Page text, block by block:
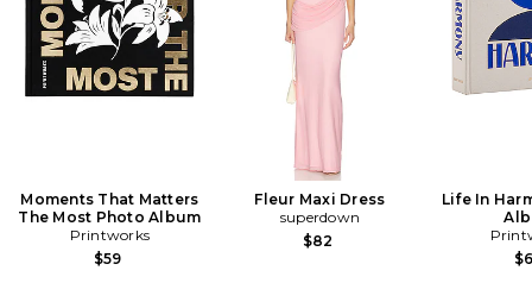
Moments That Matters
The Most Photo Album
Printworks
$59
Fleur Maxi Dress
superdown
$82
Life In